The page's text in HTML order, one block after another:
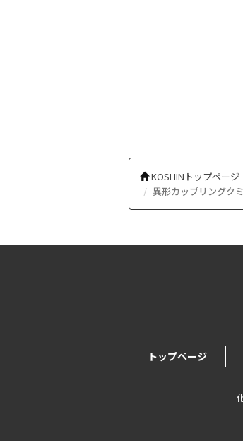
KOSHINトップページ
異形カップリングク
トップページ